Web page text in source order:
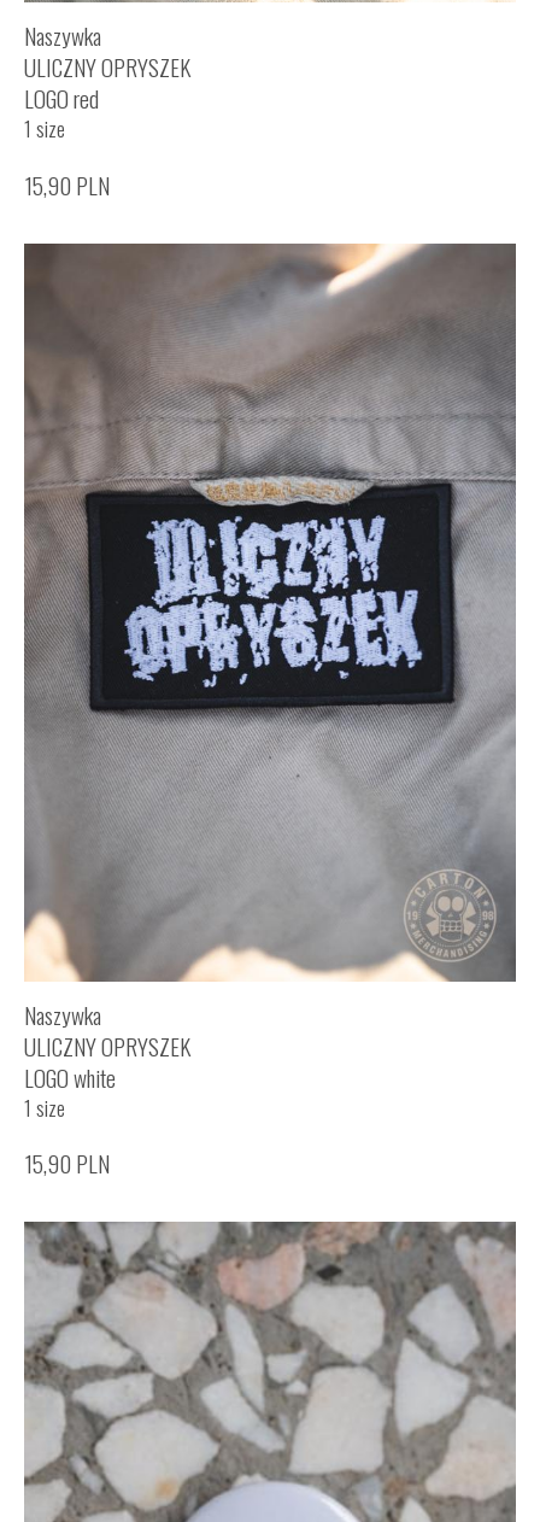
Naszywka
ULICZNY OPRYSZEK
LOGO red
1 size
15,90 PLN
Naszywka
ULICZNY OPRYSZEK
LOGO white
1 size
15,90 PLN